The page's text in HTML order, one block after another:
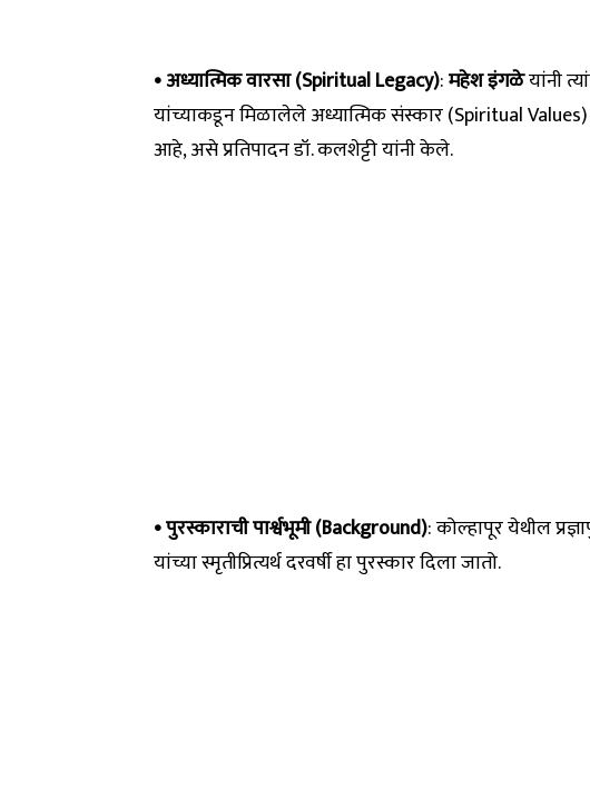
• अध्यात्मिक वारसा (Spiritual Legacy):महेश इंगळेयांनी
यांच्याकडून मिळालेले अध्यात्मिक संस्कार (Spiritual
आहे, असे प्रतिपादन डॉ. कलशेट्टी यांनी केले.
• पुरस्काराची पार्श्वभूमी (Background): कोल्हापूर येथील
यांच्या स्मृतीप्रित्यर्थ दरवर्षी हा पुरस्कार दिला जातो.